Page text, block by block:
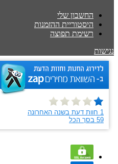
החשבון שלי
היסטוריית ההזמנות
רשימת תפוצה
נגישות